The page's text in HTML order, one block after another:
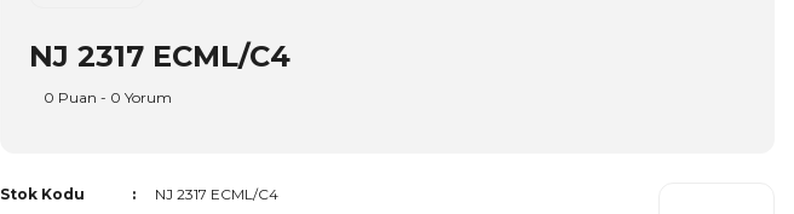
NJ 2317 ECML/C4
0 Puan - 0 Yorum
Stok Kodu
NJ 2317 ECML/C4